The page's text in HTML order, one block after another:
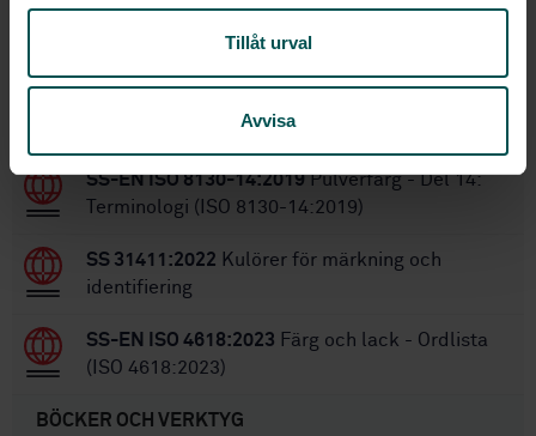
Tillåt urval
Avvisa
Inom samma område
SS-EN ISO 8130-14:2019Pulverfärg - Del 14:
Terminologi (ISO 8130-14:2019)
SS 31411:2022 Kulörer för märkning och
identifiering
SS-EN ISO 4618:2023 Färg och lack - Ordlista
(ISO 4618:2023)
BÖCKER OCH VERKTYG